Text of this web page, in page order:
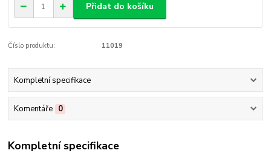
Přidat do košíku
Číslo produktu: 11019
Kompletní specifikace
Komentáře 0
Kompletní specifikace